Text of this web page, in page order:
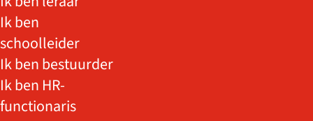
Ik ben
schoolleider
Ik ben bestuurder
Ik ben HR-
functionaris